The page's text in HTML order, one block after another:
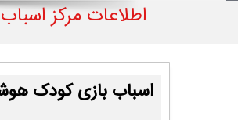
اطلاعات مرکز
اسباب بازی کودک